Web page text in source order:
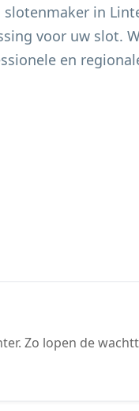
slotenmaker in
voor uw slot.
en
Zo lopen de